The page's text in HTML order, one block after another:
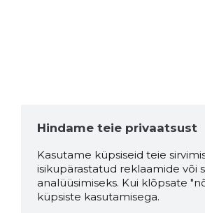
Hindame teie privaatsust
Kasutame küpsiseid teie
isikupärastatud reklaamide või
analüüsimiseks. Kui klõpsate
küpsiste kasutamisega.